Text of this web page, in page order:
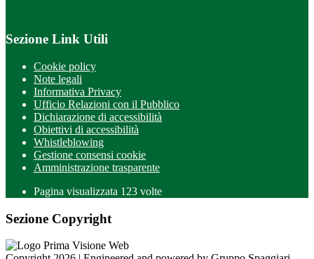
Sezione Link Utili
Cookie policy
Note legali
Informativa Privacy
Ufficio Relazioni con il Pubblico
Dichiarazione di accessibilità
Obiettivi di accessibilità
Whistleblowing
Gestione consensi cookie
Amministrazione trasparente
Pagina visualizzata 123 volte
Sezione Copyright